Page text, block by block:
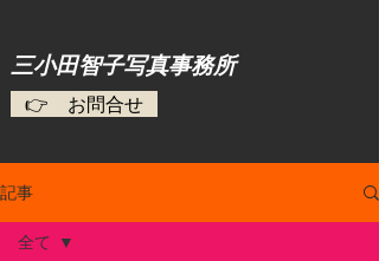
​三小田智子写真事務所
👉 お問合せ
記事
全て